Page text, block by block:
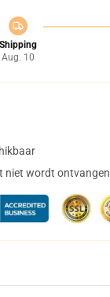
Shipping
Aug. 10
niet wordt ontvangen